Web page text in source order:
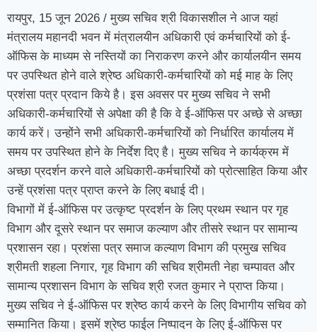
रायपुर, 15 जून 2026 / मुख्य सचिव श्री विकासशील ने आज यहां
मंत्रालय महानदी भवन में मंत्रालयीन अधिकारी एवं कर्मचारियों को ई-
ऑफिस के माध्यम से नस्तियों का निराकरण करने और कार्यालयीन समय
पर उपस्थित होने वाले श्रेष्ठ अधिकारी-कर्मचारियों को मई माह के लिए
प्रशंसा पत्र प्रदान किये है। इस अवसर पर मुख्य सचिव ने सभी
अधिकारी-कर्मचारियों से अपेक्षा की है कि वे ई-ऑफिस पर अच्छे से अच्छा
कार्य करें। उन्होंने सभी अधिकारी-कर्मचारियों को निर्धारित कार्यालय में
समय पर उपस्थित होने के निर्देश दिए है। मुख्य सचिव ने कार्यक्रम में
अच्छा प्रदर्शन करने वाले अधिकारी-कर्मचारियों को प्रोत्साहित किया और
उन्हें प्रशंसा पत्र प्राप्त करने के लिए बधाई दी।
विभागों में ई-ऑफिस पर उत्कृष्ट प्रदर्शन के लिए प्रथम स्थान पर गृह
विभाग और दूसरे स्थान पर समाज कल्याण और तीसरे स्थान पर सामान्य
प्रशासन रहा। प्रशंसा पत्र समाज कल्याण विभाग की प्रमुख सचिव
श्रीमती शहला निगार, गृह विभाग की सचिव श्रीमती नेहा चम्पावत और
सामान्य प्रशासन विभाग के सचिव श्री रजत कुमार ने प्राप्त किया।
मुख्य सचिव ने ई-ऑफिस पर श्रेष्ठ कार्य करने के लिए विभागीय सचिव को
सम्मानित किया। इसमें श्रेष्ठ फाईल निष्पादन के लिए ई-ऑफिस पर